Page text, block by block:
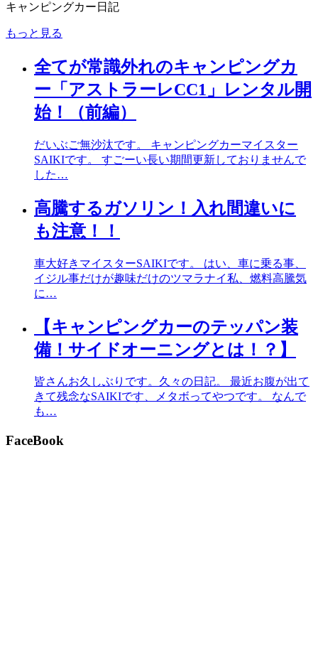
キャンピングカー日記
もっと見る
全てが常識外れのキャンピングカ
ー「アストラーレCC1」レンタル開
始！（前編）
だいぶご無沙汰です。 キャンピングカーマイスター
SAIKIです。 すごーい長い期間更新しておりませんで
した…
高騰するガソリン！入れ間違いに
も注意！！
車大好きマイスターSAIKIです。 はい、車に乗る事、
イジル事だけが趣味だけのツマラナイ私、燃料高騰気
に…
【キャンピングカーのテッパン装
備！サイドオーニングとは！？】
皆さんお久しぶりです。久々の日記。 最近お腹が出て
きて残念なSAIKIです、メタボってやつです。 なんで
も…
FaceBook